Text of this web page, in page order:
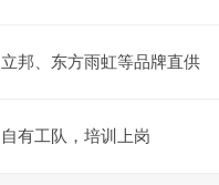
立邦、东方雨虹等品牌直供
自有工队，培训上岗